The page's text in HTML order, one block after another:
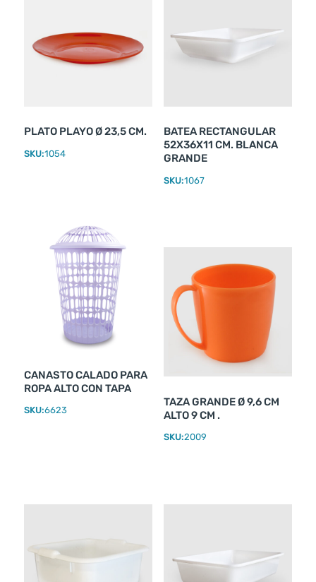
PLATO PLAYO Ø 23,5 CM.
SKU:1054
BATEA RECTANGULAR
52X36X11 CM. BLANCA
GRANDE
SKU:1067
CANASTO CALADO PARA
ROPA ALTO CON TAPA
SKU:6623
TAZA GRANDE Ø 9,6 CM
ALTO 9 CM .
SKU:2009